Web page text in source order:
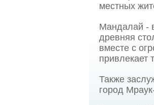
местных
Мандалай -
древняя
вместе с
привлекает
Также
город